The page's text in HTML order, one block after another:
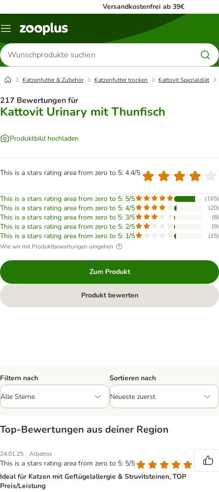
Versandkostenfrei ab 39€
Menü
Produkte
suchen
Katzenfutter & Zubehör Katzenfutter trocken Kattovit Spezialdiät
217 Bewertungen für
Kattovit Urinary mit Thunfisch
Produktbild hochladen
This is a stars rating area from zero to 5: 4.4/5
This is a stars rating area from zero to 5: 5/5 (165)
This is a stars rating area from zero to 5: 4/5 (20)
This is a stars rating area from zero to 5: 3/5 (8)
This is a stars rating area from zero to 5: 2/5 (9)
This is a stars rating area from zero to 5: 1/5 (15)
Wie wir mit Produktbewertungen umgehen
Zum Produkt
Produkt bewerten
Filtern nach Sortieren nach
Top‑Bewertungen aus deiner Region
24.01.25 | Albatros
This is a stars rating area from zero to 5: 5/5
Ideal für Katzen mit Geflügelallergie & Struvitsteinen, TOP
Preis/Leistung